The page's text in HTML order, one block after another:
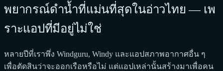
พยากรณ์ดำน้ำที่แม่นที่สุดในอ่าวไทย — เพ
ราะแอปที่มีอยู่ไม่ใช่
หลายปีที่เราพึ่ง Windguru, Windy และแอปสภาพอากาศอื่น ๆ
เพื่อตัดสินว่าจะออกเรือหรือไม่ แต่แอปเหล่านั้นสร้างมาเพื่อคน